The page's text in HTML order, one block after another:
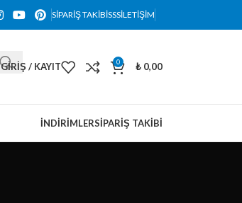
SIPARIŞ TAKIBISSSİLETIŞIM
GIRIŞ / KAYIT 0 ₺ 0,00
İNDIRIMLERSIPARIŞ TAKIBI